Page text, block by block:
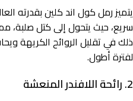
يتميز رمل كول اند كلين بقدرته
سريع، حيث يتحول إلى كتل صلبة،
ذلك في تقليل الروائح الكريهة
لفترة أطول.
2. رائحة اللافندر المنعشة